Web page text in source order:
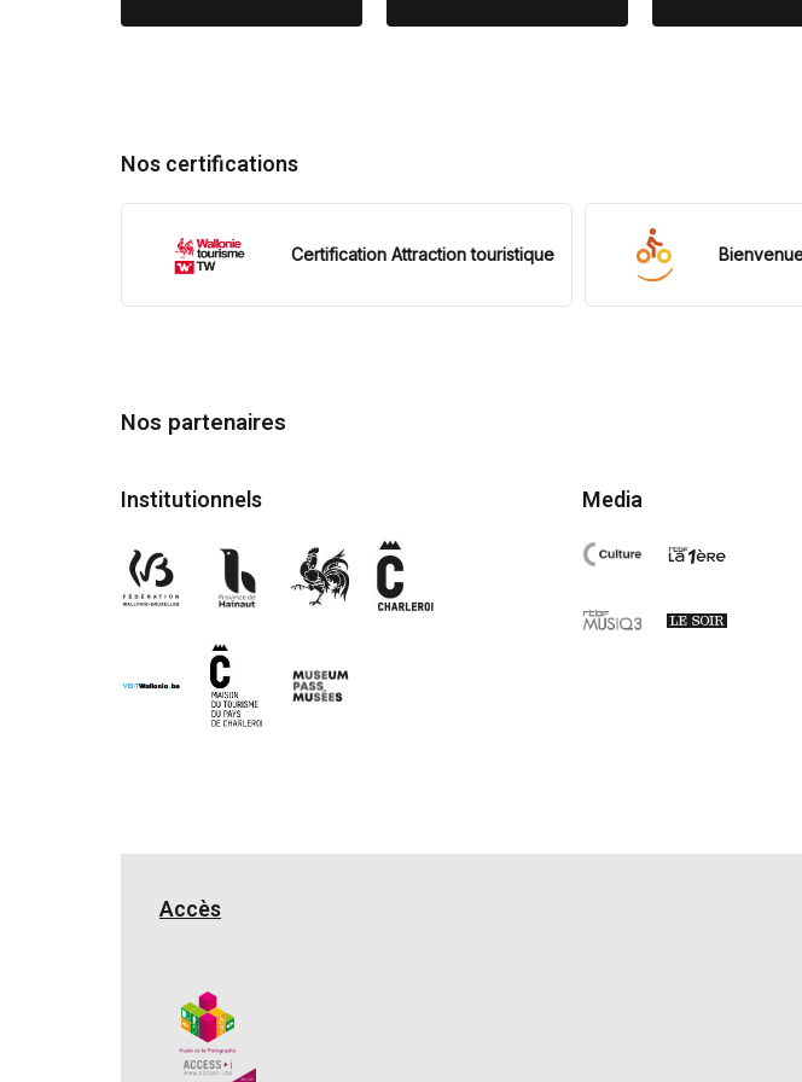
Nos certifications
Certification Attraction touristique
Nos partenaires
Institutionnels Media
Accès